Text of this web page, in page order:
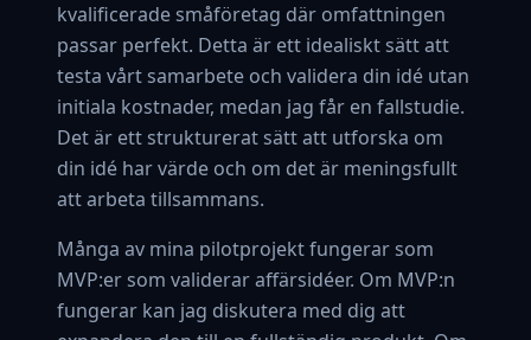
kvalificerade småföretag där omfattningen
passar perfekt. Detta är ett idealiskt sätt att
testa vårt samarbete och validera din idé utan
initiala kostnader, medan jag får en fallstudie.
Det är ett strukturerat sätt att utforska om
din idé har värde och om det är meningsfullt
att arbeta tillsammans.
Många av mina pilotprojekt fungerar som
MVP:er som validerar affärsidéer. Om MVP:n
fungerar kan jag diskutera med dig att